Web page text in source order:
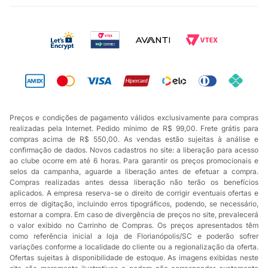
Preços e condições de pagamento válidos exclusivamente para compras
realizadas pela Internet. Pedido mínimo de R$ 99,00. Frete grátis para
compras acima de R$ 550,00. As vendas estão sujeitas à análise e
confirmação de dados. Novos cadastros no site: a liberação para acesso
ao clube ocorre em até 6 horas. Para garantir os preços promocionais e
selos da campanha, aguarde a liberação antes de efetuar a compra.
Compras realizadas antes dessa liberação não terão os benefícios
aplicados. A empresa reserva-se o direito de corrigir eventuais ofertas e
erros de digitação, incluindo erros tipográficos, podendo, se necessário,
estornar a compra. Em caso de divergência de preços no site, prevalecerá
o valor exibido no Carrinho de Compras. Os preços apresentados têm
como referência inicial a loja de Florianópolis/SC e poderão sofrer
variações conforme a localidade do cliente ou a regionalização da oferta.
Ofertas sujeitas à disponibilidade de estoque. As imagens exibidas neste